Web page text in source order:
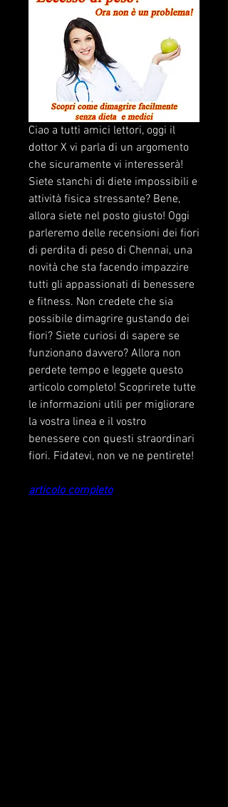
Ciao a tutti amici lettori, oggi il
dottor X vi parla di un argomento
che sicuramente vi interesserà!
Siete stanchi di diete impossibili e
attività fisica stressante? Bene,
allora siete nel posto giusto! Oggi
parleremo delle recensioni dei fiori
di perdita di peso di Chennai, una
novità che sta facendo impazzire
tutti gli appassionati di benessere
e fitness. Non credete che sia
possibile dimagrire gustando dei
fiori? Siete curiosi di sapere se
funzionano davvero? Allora non
perdete tempo e leggete questo
articolo completo! Scoprirete tutte
le informazioni utili per migliorare
la vostra linea e il vostro
benessere con questi straordinari
fiori. Fidatevi, non ve ne pentirete!
articolo completo